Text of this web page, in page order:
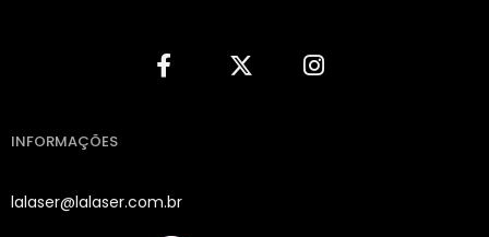
INFORMAÇÕES
lalaser@lalaser.com.br